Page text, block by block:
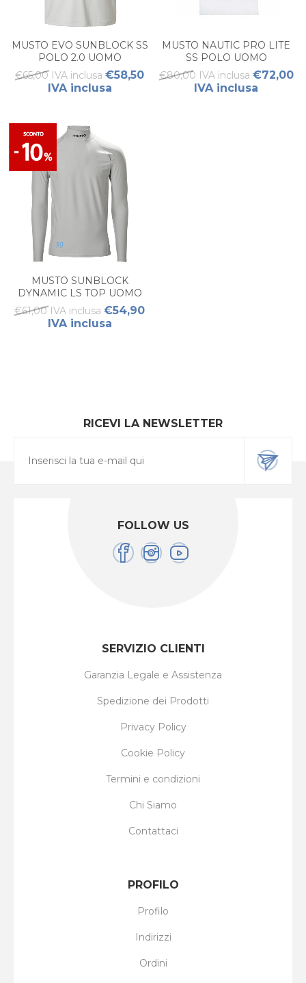
MUSTO EVO SUNBLOCK SS
POLO 2.0 UOMO
€65,00 IVA inclusa €58,50
IVA inclusa
MUSTO NAUTIC PRO LITE
SS POLO UOMO
€80,00 IVA inclusa €72,00
IVA inclusa
MUSTO SUNBLOCK
DYNAMIC LS TOP UOMO
€61,00 IVA inclusa €54,90
IVA inclusa
RICEVI LA NEWSLETTER
FOLLOW US
SERVIZIO CLIENTI
Garanzia Legale e Assistenza
Spedizione dei Prodotti
Privacy Policy
Cookie Policy
Termini e condizioni
Chi Siamo
Contattaci
PROFILO
Profilo
Indirizzi
Ordini